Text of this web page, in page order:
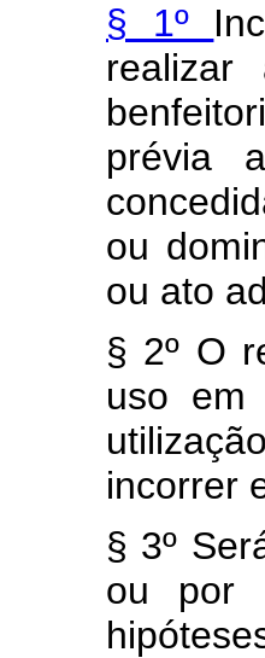
§ 1º
realizar
prévia
ou
ou ato
§ 2º O
uso em
incorrer
§ 3º
ou por